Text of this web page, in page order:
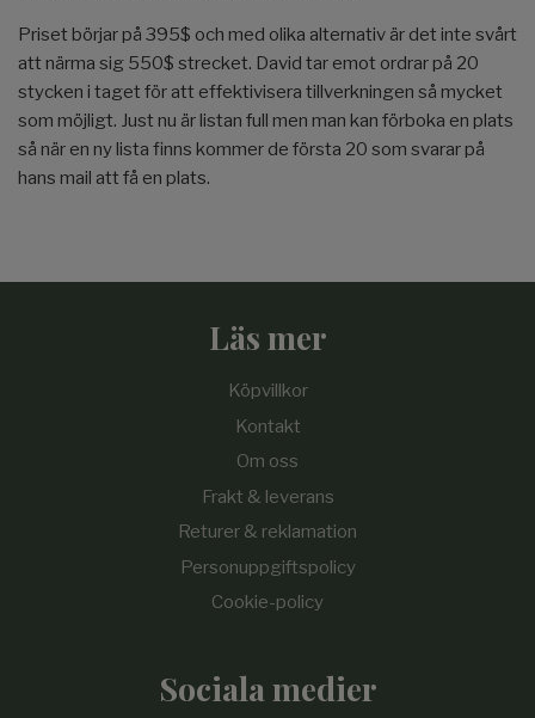
Priset börjar på 395$ och med olika alternativ är det inte svårt
att närma sig 550$ strecket. David tar emot ordrar på 20
stycken i taget för att effektivisera tillverkningen så mycket
som möjligt. Just nu är listan full men man kan förboka en plats
så när en ny lista finns kommer de första 20 som svarar på
hans mail att få en plats.
Läs mer
Köpvillkor
Kontakt
Om oss
Frakt & leverans
Returer & reklamation
Personuppgiftspolicy
Cookie-policy
Sociala medier